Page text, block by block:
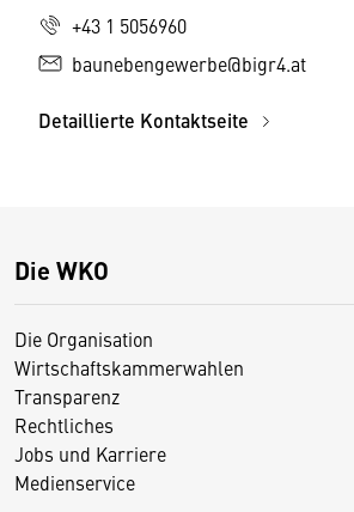
+43 1 5056960
baunebengewerbe@bigr4.at
Detaillierte Kontaktseite
Die WKO
Die Organisation
Wirtschaftskammerwahlen
Transparenz
Rechtliches
Jobs und Karriere
Medienservice